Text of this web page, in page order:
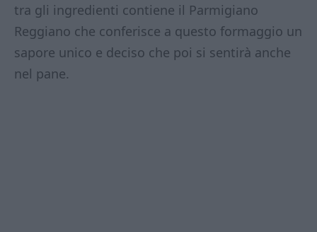
tra gli ingredienti contiene il Parmigiano
Reggiano che conferisce a questo formaggio un
sapore unico e deciso che poi si sentirà anche
nel pane.